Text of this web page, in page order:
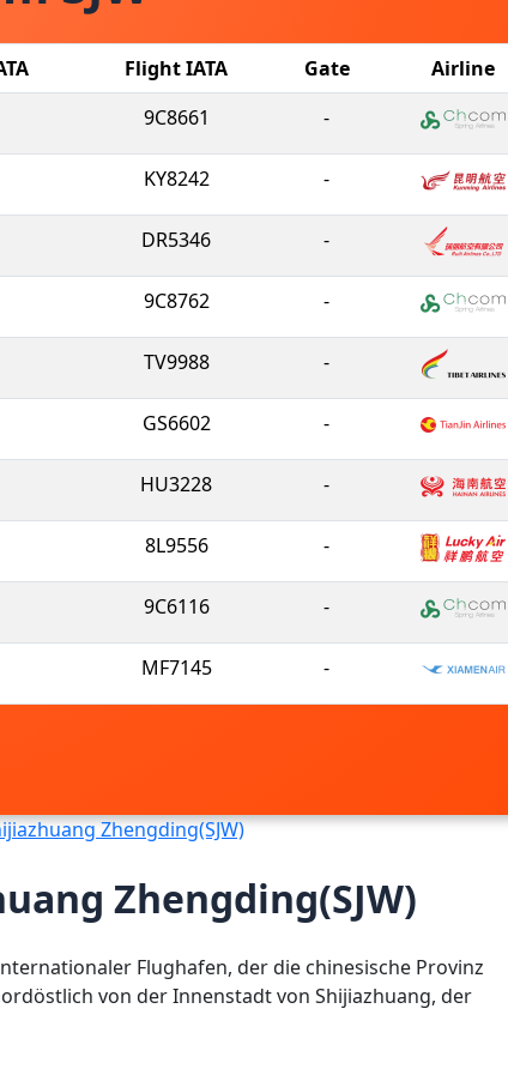
Flight IATA Gate
Airline
9C8661 -
KY8242 -
DR5346 -
9C8762 -
TV9988 -
GS6602 -
HU3228 -
8L9556 -
9C6116 -
MF7145 -
Zhengding(SJW)
Zhengding(SJW)
Flughafen, der die chinesische Provinz
von der Innenstadt von Shijiazhuang, der